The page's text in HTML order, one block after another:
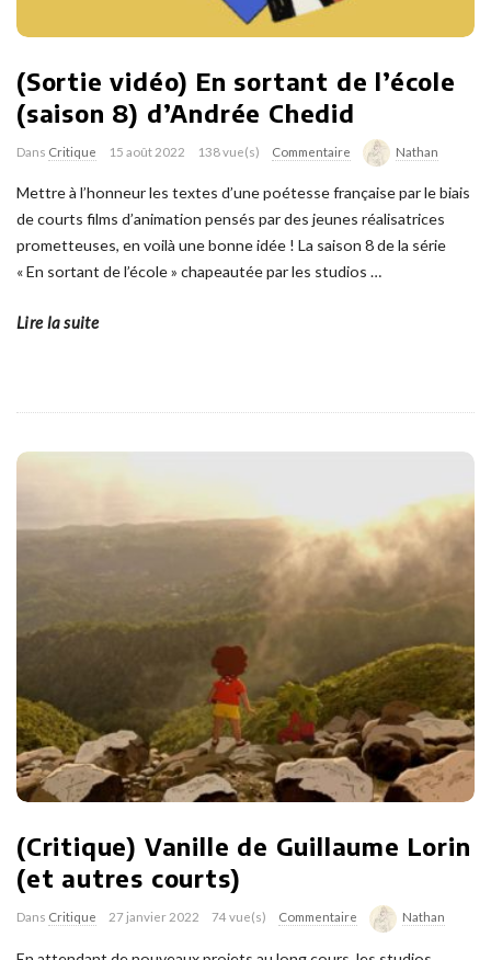
(Sortie vidéo) En sortant de l’école
(saison 8) d’Andrée Chedid
Dans Critique 15 août 2022 138 vue(s) Commentaire Nathan
Mettre à l’honneur les textes d’une poétesse française par le biais
de courts films d’animation pensés par des jeunes réalisatrices
prometteuses, en voilà une bonne idée ! La saison 8 de la série
« En sortant de l’école » chapeautée par les studios …
Lire la suite
(Critique) Vanille de Guillaume Lorin
(et autres courts)
Dans Critique 27 janvier 2022 74 vue(s) Commentaire Nathan